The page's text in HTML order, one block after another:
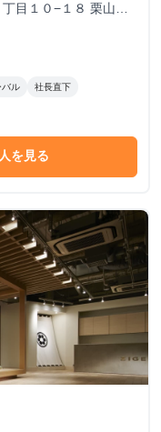
目１０−１８ 栗山第
バル 社長直下
を見る